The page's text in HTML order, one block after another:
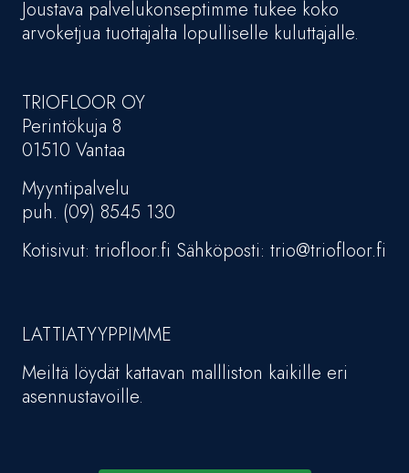
Joustava palvelukonseptimme tukee koko
arvoketjua tuottajalta lopulliselle kuluttajalle.
TRIOFLOOR OY
Perintökuja 8
01510 Vantaa
Myyntipalvelu
puh. (09) 8545 130
Kotisivut: triofloor.fi Sähköposti: trio@triofloor.fi
LATTIATYYPPIMME
Meiltä löydät kattavan mallliston kaikille eri
asennustavoille.